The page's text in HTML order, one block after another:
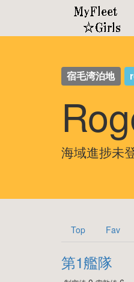
宿毛湾泊地
海域進捗未
Top Fav
第1艦隊